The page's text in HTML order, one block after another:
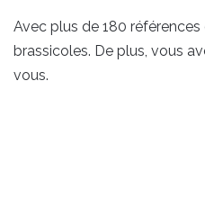
Avec plus de 180
brassicoles. De plus, vous
vous.